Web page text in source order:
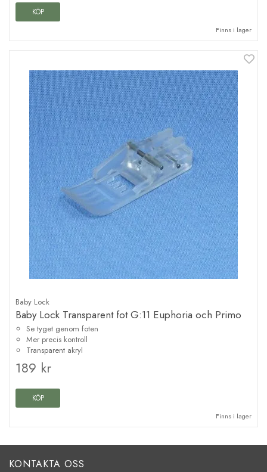
KÖP
Finns i lager
Baby Lock
Baby Lock Transparent fot G:11 Euphoria och Primo
Se tyget genom foten
Mer precis kontroll
Transparent akryl
189 kr
KÖP
Finns i lager
KONTAKTA OSS